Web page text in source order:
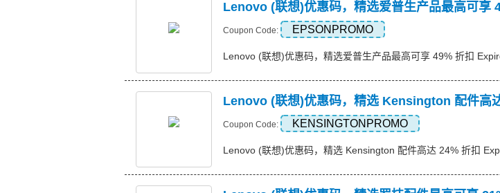
Lenovo (联想)优惠码，精选爱普生产品最高可享
Coupon Code: EPSONPROMO
Lenovo (联想)优惠码，精选爱普生产品最高可享 49% 折扣
Lenovo (联想)优惠码，精选 Kensington 配件高
Coupon Code: KENSINGTONPROMO
Lenovo (联想)优惠码，精选 Kensington 配件高达 24% 折扣